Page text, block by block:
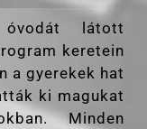
óvodát látott
keretein
a gyerekek hat
ki magukat
Minden